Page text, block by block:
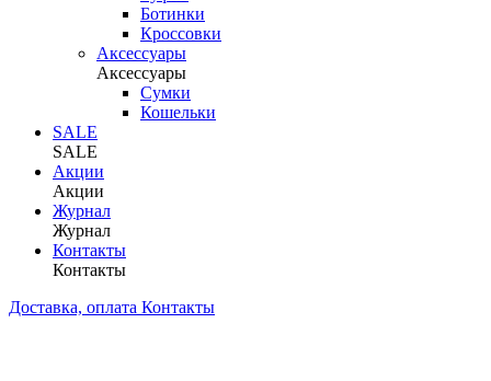
Ботинки
Кроссовки
Аксессуары
Аксессуары
Сумки
Кошельки
SALE
SALE
Акции
Акции
Журнал
Журнал
Контакты
Контакты
Доставка, оплата Контакты